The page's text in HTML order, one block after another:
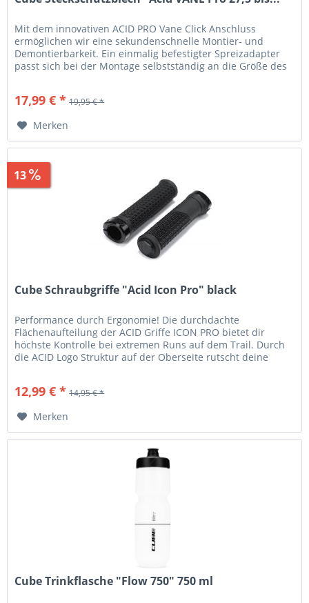
Mit dem innovativen ACID PRO Vane Click Anschluss
ermöglichen wir eine sekundenschnelle Montier- und
Demontierbarkeit. Ein einmalig befestigter Spreizadapter
passt sich bei der Montage selbstständig an die Größe des
17,99 € * 19,95 € *
Merken
13
Cube Schraubgriffe "Acid Icon Pro" black
Performance durch Ergonomie! Die durchdachte
Flächenaufteilung der ACID Griffe ICON PRO bietet dir
höchste Kontrolle bei extremen Runs auf dem Trail. Durch
die ACID Logo Struktur auf der Oberseite rutscht deine
12,99 € * 14,95 € *
Merken
Cube Trinkflasche "Flow 750" 750 ml